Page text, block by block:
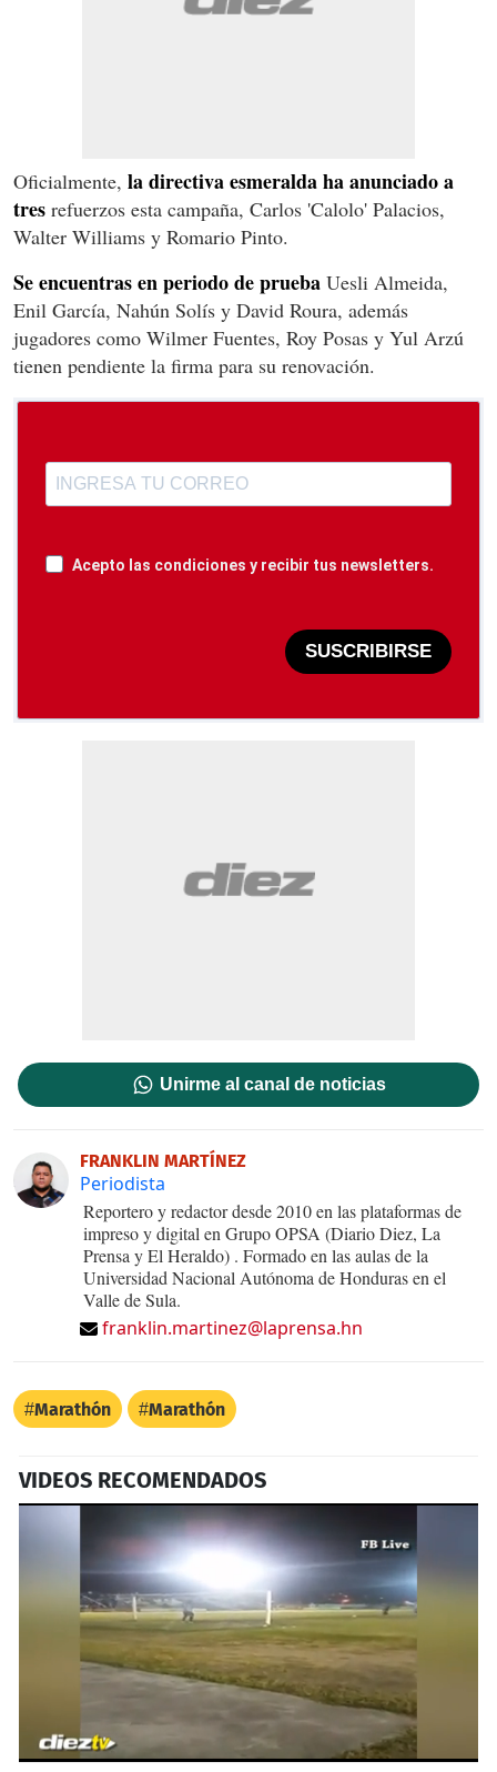
Oficialmente, la directiva esmeralda ha anunciado a
tres refuerzos esta campaña, Carlos 'Calolo' Palacios,
Walter Williams y Romario Pinto.
Se encuentras en periodo de prueba Uesli Almeida,
Enil García, Nahún Solís y David Roura, además
jugadores como Wilmer Fuentes, Roy Posas y Yul Arzú
tienen pendiente la firma para su renovación.
Acepto las condiciones y recibir tus newsletters.
SUSCRIBIRSE
Unirme al canal de noticias
FRANKLIN MARTÍNEZ
Periodista
Reportero y redactor desde 2010 en las plataformas de
impreso y digital en Grupo OPSA (Diario Diez, La
Prensa y El Heraldo) . Formado en las aulas de la
Universidad Nacional Autónoma de Honduras en el
Valle de Sula.
franklin.martinez@laprensa.hn
Marathón Marathón
VIDEOS RECOMENDADOS